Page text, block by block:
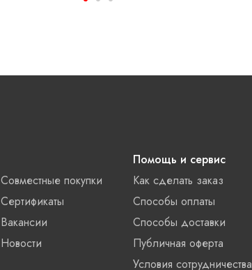
Совместные покупки
Сертификаты
Вакансии
Новости
Помощь и сервис
Как сделать заказ
Способы оплаты
Способы доставки
Публичная оферта
Условия сотрудничества